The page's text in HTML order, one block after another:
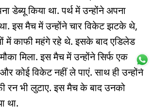
डेब्यू किया था. पर्थ में उन्होंने अपना
इस मैच में उन्होंने चार विकेट झटके थे,
में काफी महंगे रहे थे. इसके बाद एडिलेड
मिला. इस मैच में उन्होंने सिर्फ एक
और कोई विकेट नहीं ले पाएं. साथ ही उन्होंने
रन भी लुटाए. इस मैच के बाद उनको
था.